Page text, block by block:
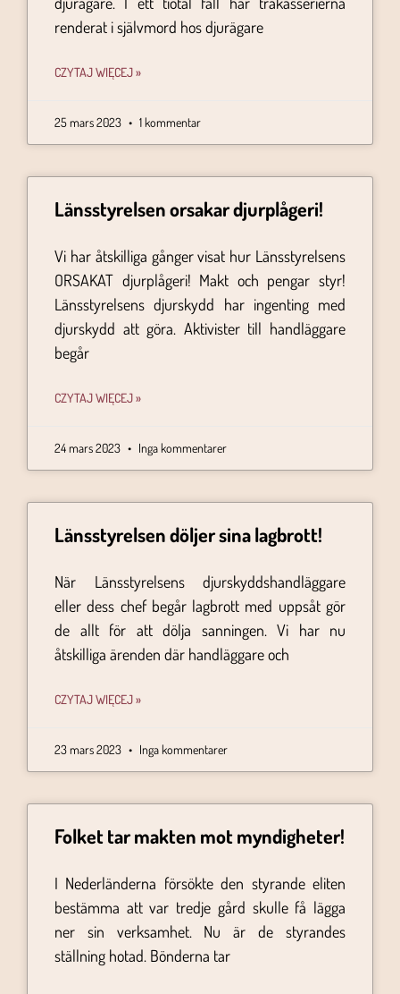
renderat i självmord hos djurägare
CZYTAJ WIĘCEJ »
25 mars 2023 1 kommentar
Länsstyrelsen orsakar djurplågeri!
Vi har åtskilliga gånger visat hur Länsstyrelsens
ORSAKAT djurplågeri! Makt och pengar styr!
Länsstyrelsens djurskydd har ingenting med
djurskydd att göra. Aktivister till handläggare
begår
CZYTAJ WIĘCEJ »
24 mars 2023 Inga kommentarer
Länsstyrelsen döljer sina lagbrott!
När Länsstyrelsens djurskyddshandläggare
eller dess chef begår lagbrott med uppsåt gör
de allt för att dölja sanningen. Vi har nu
åtskilliga ärenden där handläggare och
CZYTAJ WIĘCEJ »
23 mars 2023 Inga kommentarer
Folket tar makten mot myndigheter!
I Nederländerna försökte den styrande eliten
bestämma att var tredje gård skulle få lägga
ner sin verksamhet. Nu är de styrandes
ställning hotad. Bönderna tar